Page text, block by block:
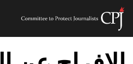
Skip
Committee